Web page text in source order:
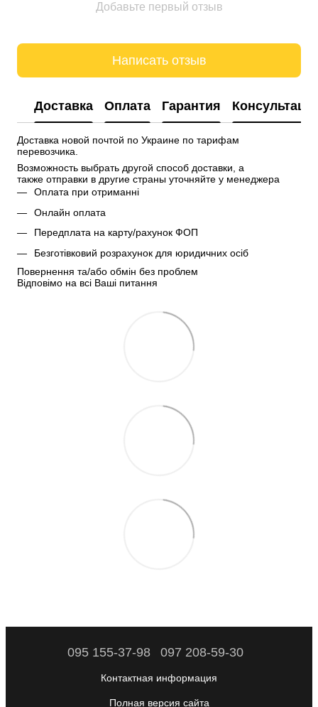
Добавьте первый отзыв
Написать отзыв
Доставка Оплата Гарантия
Доставка новой почтой по Украине по тарифам
перевозчика.
Возможность выбрать другой способ доставки, а
также отправки в другие страны уточняйте у менеджера
Оплата при отриманні
Онлайн оплата
Передплата на карту/рахунок ФОП
Безготівковий розрахунок для юридичних осіб
Повернення та/або обмін без проблем
Відповімо на всі Ваші питання
095 155-37-98 097 208-59-30
Контактная информация
Полная версия сайта